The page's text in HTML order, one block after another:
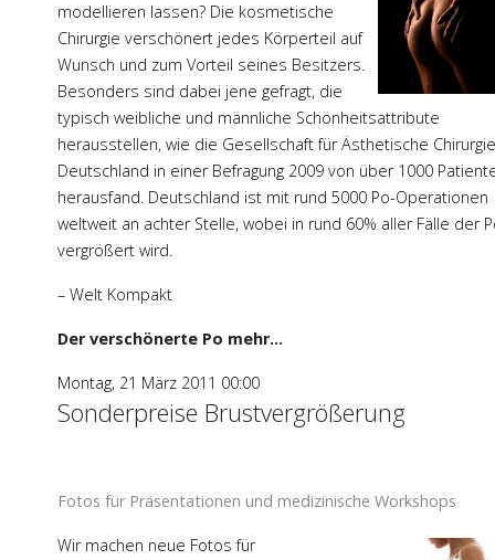
modellieren lassen? Die kosmetische
Chirurgie verschönert jedes Körperteil auf
Wunsch und zum Vorteil seines Besitzers.
Besonders sind dabei jene gefragt, die
typisch weibliche und männliche Schönheitsattribute
herausstellen, wie die Gesellschaft für Ästhetische Chirurgie
Deutschland in einer Befragung 2009 von über 1000
herausfand. Deutschland ist mit rund 5000 Po-Operationen
weltweit an achter Stelle, wobei in rund 60% aller Fälle der
vergrößert wird.
– Welt Kompakt
Der verschönerte Po mehr...
Montag, 21 März 2011 00:00
Sonderpreise Brustvergrößerung
Fotos für Präsentationen und medizinische Workshops
Wir machen neue Fotos für